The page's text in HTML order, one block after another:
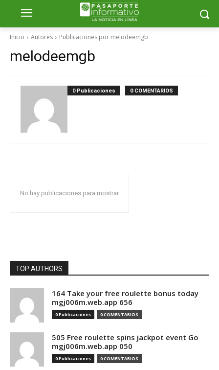
Inicio Autores Publicaciones por melodeemgb
melodeemgb
0 Publicaciones 0 COMENTARIOS
No hay publicaciones para mostrar
TOP AUTHORS
164 Take your free roulette bonus today
mgj006m.web.app 656
0 Publicaciones 0 COMENTARIOS
505 Free roulette spins jackpot event Go
mgj006m.web.app 050
0 Publicaciones 0 COMENTARIOS